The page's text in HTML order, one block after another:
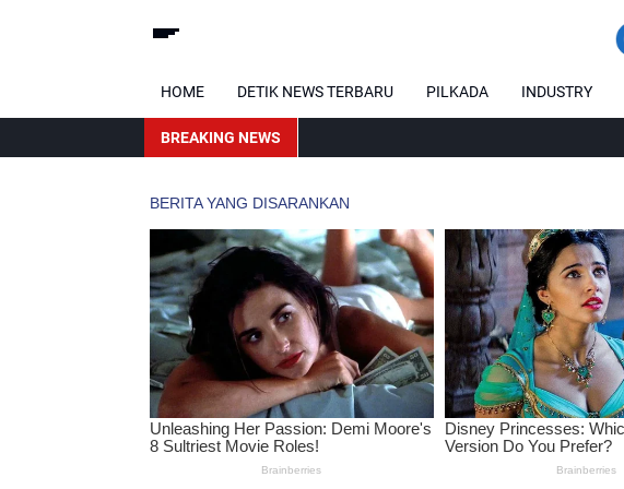
HOME DETIK NEWS TERBARU PILKADA INDUSTRY
BREAKING NEWS